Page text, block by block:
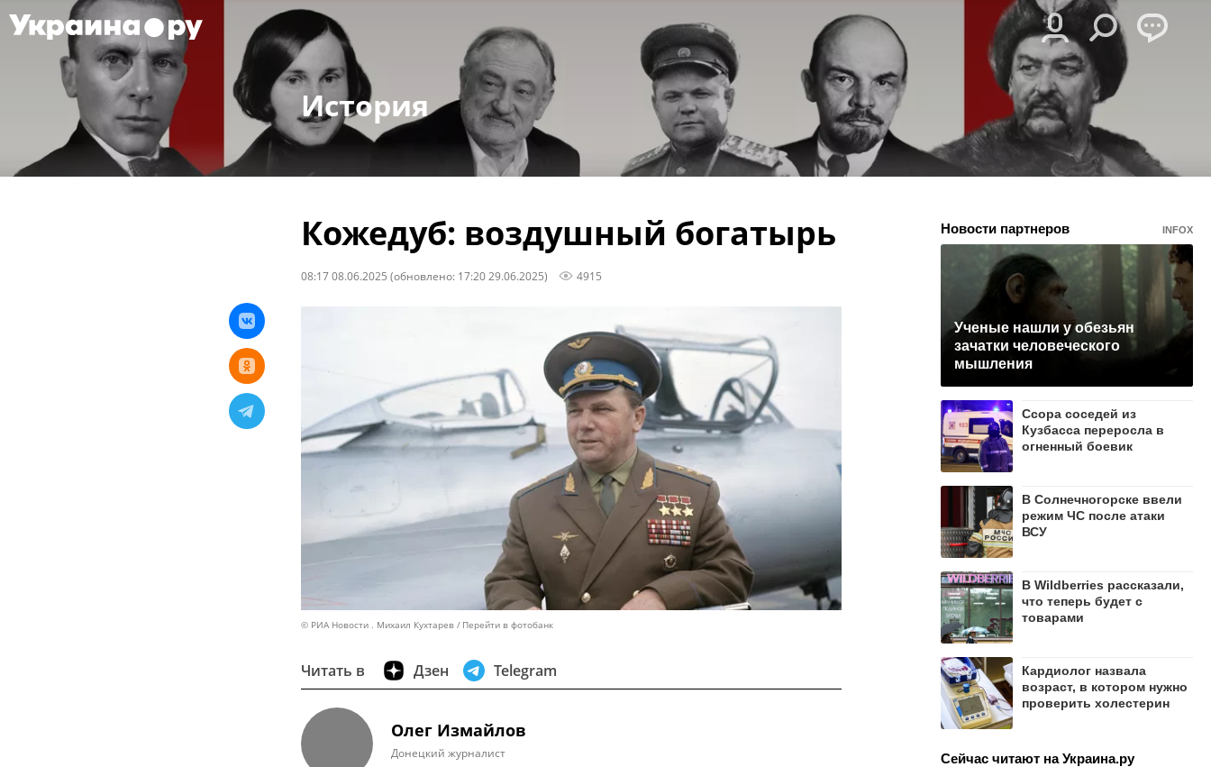
История
Кожедуб: воздушный богатырь
08:17 08.06.2025 (обновлено: 17:20 29.06.2025) 4915
© РИА Новости . Михаил Кухтарев Перейти в фотобанк
Читать в Дзен Telegram
Олег Измайлов
Донецкий журналист
Новости партнеров INFOX
Ученые нашли у обезьян
зачатки человеческого
мышления
Ссора соседей из
Кузбасса переросла в
огненный боевик
В Солнечногорске ввели
режим ЧС после атаки
ВСУ
В Wildberries рассказали,
что теперь будет с
товарами
Кардиолог назвала
возраст, в котором нужно
проверить холестерин
Сейчас читают на Украина.ру